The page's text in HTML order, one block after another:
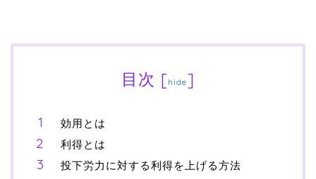
目次 [hide]
効用とは
利得とは
投下労力に対する利得を上げる方法